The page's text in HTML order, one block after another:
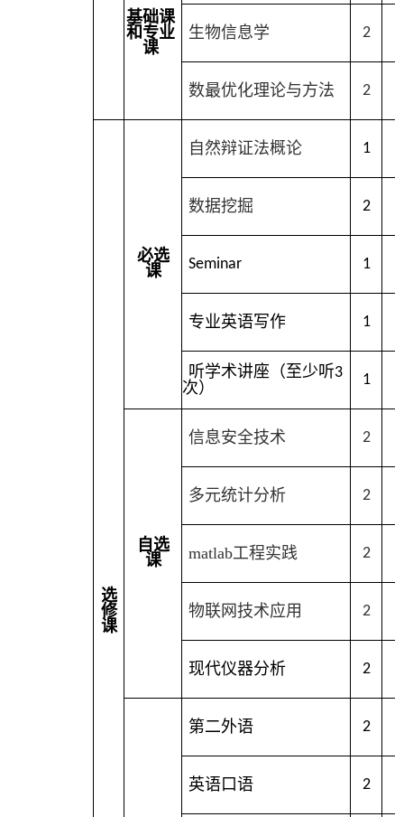
基础课
和专业
课
生物信息学 2
数最优化理论与方法 2
选
修
课
必选
课
自然辩证法概论 1
数据挖掘 2
Seminar 1
专业英语写作 1
听学术讲座（至少听3
次） 1
自选
课
信息安全技术 2
多元统计分析 2
matlab工程实践 2
物联网技术应用 2
现代仪器分析 2
第二外语 2
英语口语 2